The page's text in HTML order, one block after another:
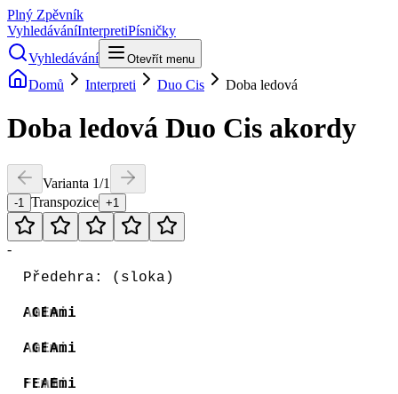
Plný Zpěvník
VyhledáváníInterpretiPísničky
Vyhledávání
Otevřít menu
Domů Interpreti Duo Cis Doba ledová
Doba ledová Duo Cis akordy
Varianta 1/1
-1 Transpozice +1
-
Předehra: (sloka)
Ami
GEmi
Ami
Ami
GEmi
Ami
FEmi
Ami
Emi